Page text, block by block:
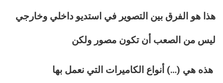
هذا هو الفرق بين التصوير في استديو داخلي وخارجي
ليس من الصعب أن تكون مصور ولكن
هذه هي (…) أنواع الكاميرات التي نعمل بها